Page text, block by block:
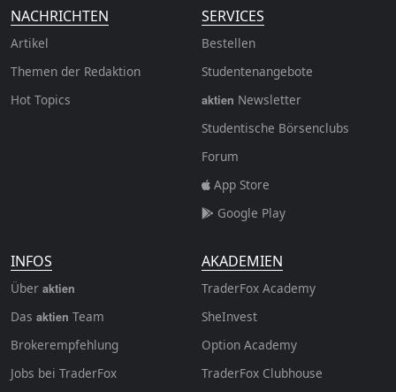
NACHRICHTEN
Artikel
Themen der Redaktion
Hot Topics
SERVICES
Bestellen
Studentenangebote
aktien Newsletter
Studentische Börsenclubs
Forum
App Store
Google Play
INFOS
Über aktien
Das aktien Team
Brokerempfehlung
Jobs bei TraderFox
AKADEMIEN
TraderFox Academy
SheInvest
Option Academy
TraderFox Clubhouse